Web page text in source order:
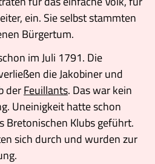
ein. Sie selbst stammten
Bürgertum.
im Juli 1791. Die
die Jakobiner und
derFeuillants. Das war kein
Uneinigkeit hatte schon
Bretonischen Klubs geführt.
sich durch und wurden zur